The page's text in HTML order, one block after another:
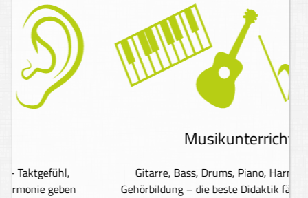
Musikunterricht
Gitarre, Bass, Drums, Piano, Harmonielehre,
Gehörbildung – die beste Didaktik fängt immer bei